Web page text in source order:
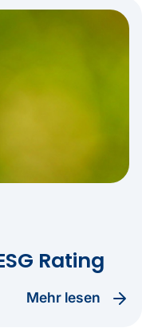
Rating
Mehr lesen